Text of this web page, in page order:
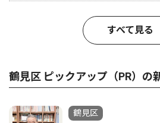
すべて見る
鶴見区 ピックアップ（PR）の
鶴見区